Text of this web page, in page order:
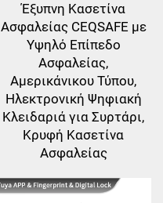
Έξυπνη Κασετίνα
Ασφαλείας CEQSAFE με
Υψηλό Επίπεδο
Ασφαλείας,
Αμερικάνικου Τύπου,
Ηλεκτρονική Ψηφιακή
Κλειδαριά για Συρτάρι,
Κρυφή Κασετίνα
Ασφαλείας